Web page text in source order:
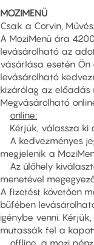
MOZIMENÜ
Csak a Corvin,
A MoziMenü ára
levásárolható az
vásárlása esetén Ön
levásárolható
kizárólag az előadás
Megvásárolható
online:
Kérjük, válassza ki
A kedvezményes
megjelenik a
Az ülőhely
menetével
A fizetést követően
büfében
igénybe venni.
mutassák fel a
offline, a mozi